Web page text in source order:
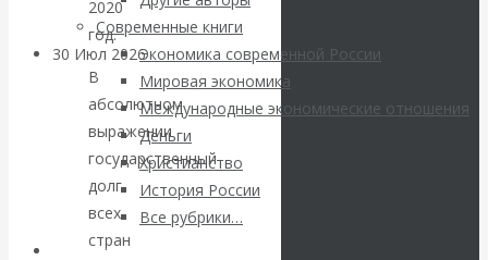
Современные книги
Экономика современной России
Мировая экономика
Международные экономические отношения
Деньги
Христианство
История России
Все рубрики…
Авторы РЭОШ
30 Июл 2026Банки
Валентин
Катасонов. Кто
определяет
2020
год.
В
абсолютном
выражении
государственный
долг
всех
стран